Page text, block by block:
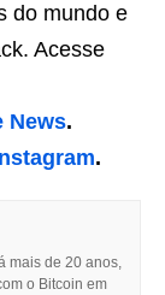
do mundo e
Acesse
News.
.
mais de 20 anos,
o Bitcoin em